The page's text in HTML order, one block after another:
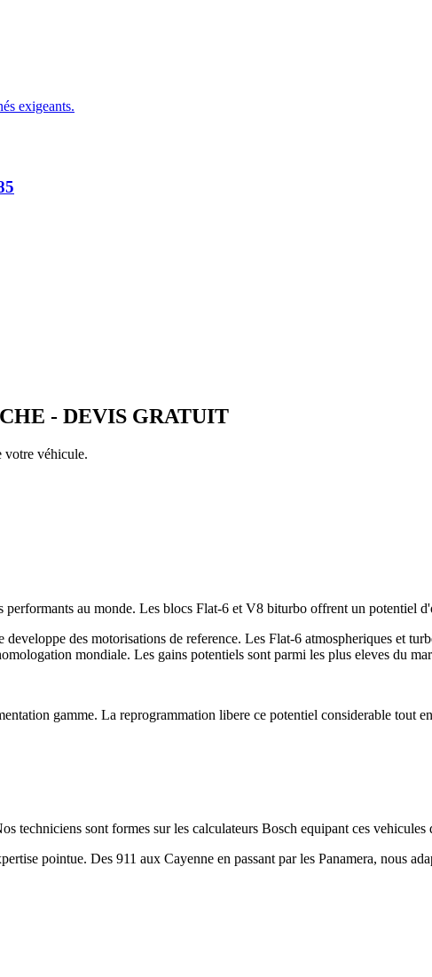
exigeants.
- DEVIS GRATUIT
votre véhicule.
performants au monde. Les blocs Flat-6 et V8 biturbo offrent un potentiel
des motorisations de reference. Les Flat-6 atmospheriques et
mondiale. Les gains potentiels sont parmi les plus eleves du
gamme. La reprogrammation libere ce potentiel considerable tout
techniciens sont formes sur les calculateurs Bosch equipant ces vehicules
pointue. Des 911 aux Cayenne en passant par les Panamera, nous